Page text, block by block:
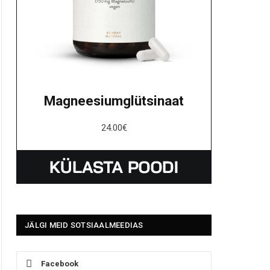
Magneesiumglütsinaat
24.00€
JÄLGI MEID SOTSIAALMEEDIAS
Facebook